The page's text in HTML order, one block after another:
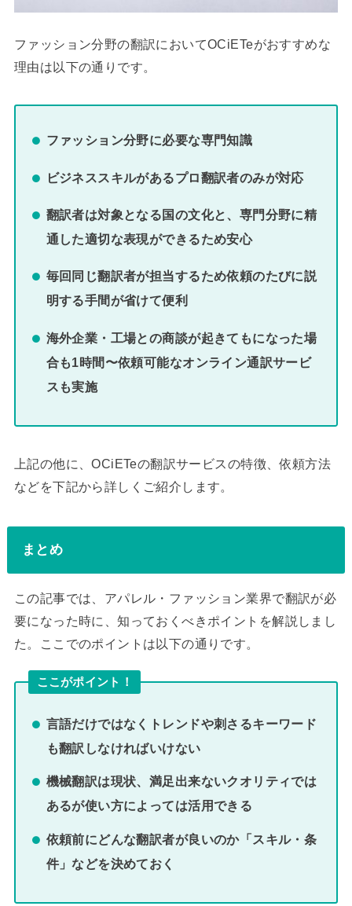
ファッション分野の翻訳においてOCiETeがおすすめな
理由は以下の通りです。
ファッション分野に必要な専門知識
ビジネススキルがあるプロ翻訳者のみが対応
翻訳者は対象となる国の文化と、専門分野に精
通した適切な表現ができるため安心
毎回同じ翻訳者が担当するため依頼のたびに説
明する手間が省けて便利
海外企業・工場との商談が起きてもになった場
合も1時間〜依頼可能なオンライン通訳サービ
スも実施
上記の他に、OCiETeの翻訳サービスの特徴、依頼方法
などを下記から詳しくご紹介します。
まとめ
この記事では、アパレル・ファッション業界で翻訳が必
要になった時に、知っておくべきポイントを解説しまし
た。ここでのポイントは以下の通りです。
ここがポイント！
言語だけではなくトレンドや刺さるキーワード
も翻訳しなければいけない
機械翻訳は現状、満足出来ないクオリティでは
あるが使い方によっては活用できる
依頼前にどんな翻訳者が良いのか「スキル・条
件」などを決めておく